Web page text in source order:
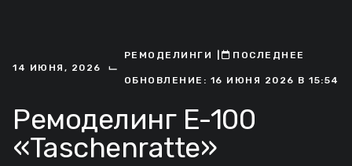
14 ИЮНЯ, 2026 ⌙
РЕМОДЕЛИНГИ ㅤПОСЛЕДНЕЕ
ОБНОВЛЕНИЕ: 16 ИЮНЯ 2026 В 15:54
Ремоделинг E-100
«Taschenratte»